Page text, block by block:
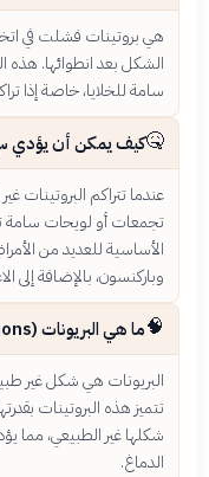
هي بروتينات فشلت في
الشكل بعد انطوائها. هذه
سامة للخلايا، خاصة إذا
🤒كيف يمكن أن يؤدي
عندما تتراكم
تجمعات أو لويحات سامة
الأساسية للعديد من
وباركنسون، بالإضافة إلى
🧠ما هي البريونات (Prions) وما علاقتها بالبروتينات؟
البريونات هي شكل غير
تتميز هذه البروتينات
شكلها غير الطبيعي، مما
الدماغ.